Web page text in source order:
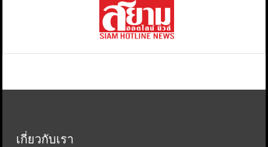
เกี่ยวกับเรา